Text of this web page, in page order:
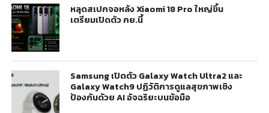
หลุดสเปกจอหลัง Xiaomi 18 Pro ใหญ่ขึ้น
เตรียมเปิดตัว กย.นี้
Samsung เปิดตัว Galaxy Watch Ultra2 และ
Galaxy Watch9 ปฏิวัติการดูแลสุขภาพเชิง
ป้องกันด้วย AI อัจฉริยะบนข้อมือ